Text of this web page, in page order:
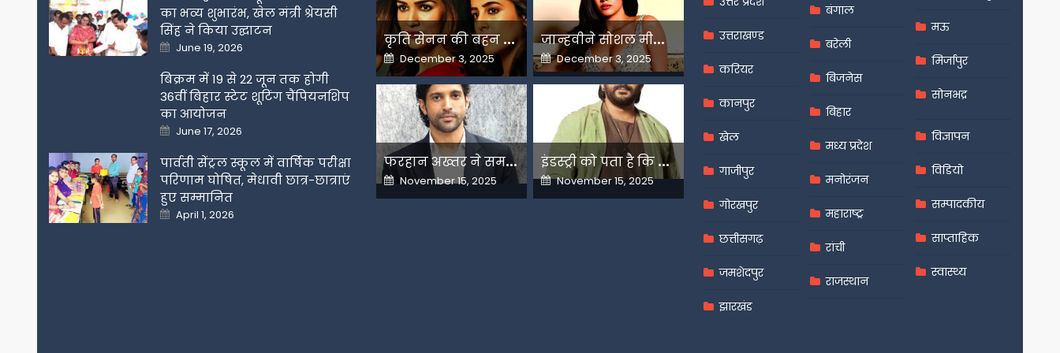
का भव्य शुभारंभ, खेल मंत्री श्रेयसी
सिंह ने किया उद्घाटन
Posted
on
June 19, 2026
बिक्रम में 19 से 22 जून तक होगी
36वीं बिहार स्टेट शूटिंग चैंपियनशिप
का आयोजन
Posted
on
June 17, 2026
पार्वती सेंट्रल स्कूल में वार्षिक परीक्षा
परिणाम घोषित, मेधावी छात्र-छात्राएं
हुए सम्मानित
Posted
on
April 1, 2026
क
ृति सेनन की बहन नूपुर अगले महीने करेंगी डेस्टिनेशन मैरिज
Posted
on
December 3, 2025
ज
ान्हवीने सोशल मीडियापर उठाये सवाल
Posted
on
December 3, 2025
फ
रहान अख्तर ने समझाया देशभक्ति और अंधभक्ति का फर्क
Posted
on
November 15, 2025
इ
ंडस्ट्री को पता है कि मैं कहीं नहीं जाने वाला-अरशद वारसी
Posted
on
November 15, 2025
उत्तराखण्ड
करियर
कानपुर
खेल
गाजीपुर
गोरखपुर
छत्तीसगढ़
जमशेदपुर
झारखंड
बंगाल
बरेली
बिजनेस
बिहार
मध्य प्रदेश
मनोरंजन
महाराष्ट्र
रांची
राजस्थान
मऊ
मिर्जापुर
सोनभद्र
विज्ञापन
विडियो
सम्पादकीय
साप्ताहिक
स्वास्थ्य